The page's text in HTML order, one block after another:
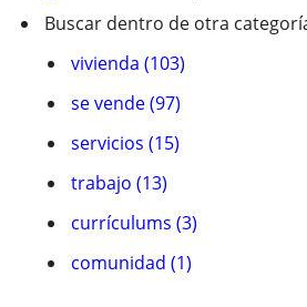
Buscar dentro de otra
vivienda (103)
se vende (97)
servicios (15)
trabajo (13)
currículums (3)
comunidad (1)